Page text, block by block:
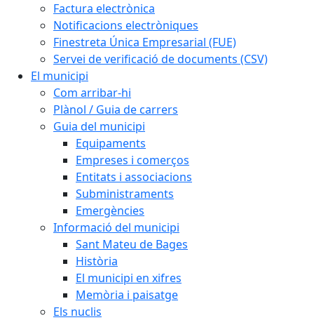
Factura electrònica
Notificacions electròniques
Finestreta Única Empresarial (FUE)
Servei de verificació de documents (CSV)
El municipi
Com arribar-hi
Plànol / Guia de carrers
Guia del municipi
Equipaments
Empreses i comerços
Entitats i associacions
Subministraments
Emergències
Informació del municipi
Sant Mateu de Bages
Història
El municipi en xifres
Memòria i paisatge
Els nuclis